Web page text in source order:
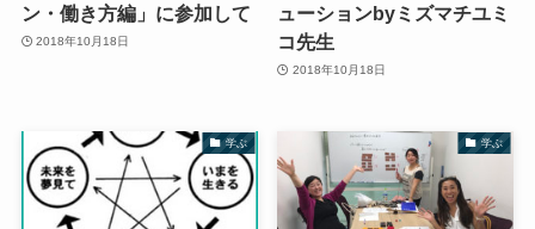
ン・働き方編」に参加して
2018年10月18日
ューションbyミズマチユミ
コ先生
2018年10月18日
学ぶ 学ぶ